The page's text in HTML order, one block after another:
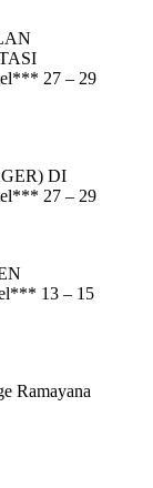
27 – 29
DI
27 – 29
13 – 15
Ramayana